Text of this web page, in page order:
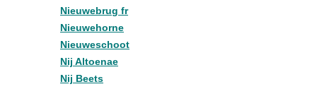
Nieuwebrug fr
Nieuwehorne
Nieuweschoot
Nij Altoenae
Nij Beets